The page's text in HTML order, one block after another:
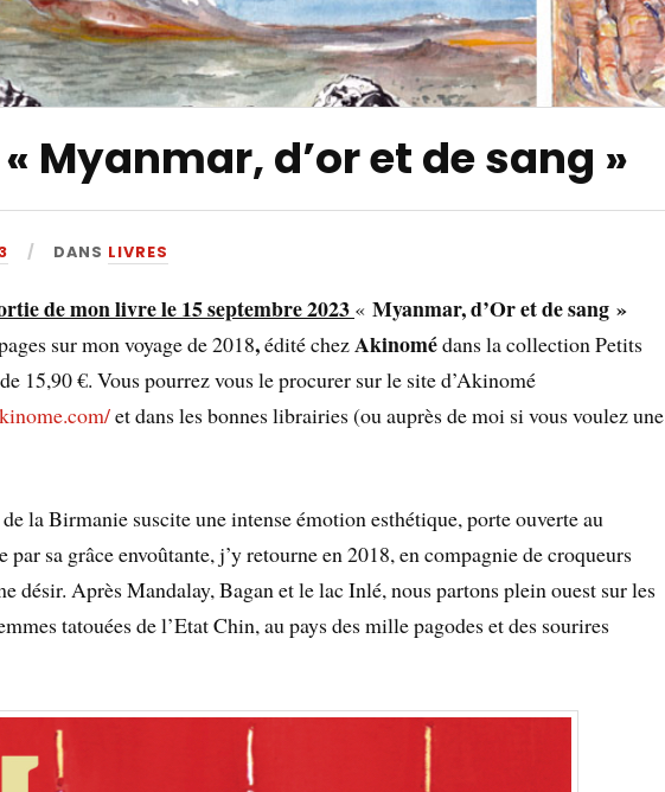
Myanmar, d’or et de sang »
DANS LIVRES
de mon livre le 15 septembre 2023 « Myanmar, d’Or et de sang »
sur mon voyage de 2018,édité chezAkinomédans la collection Petits
15,90 €. Vous pourrez vous le procurer sur le site d’Akinomé
et dans les bonnes librairies (ou auprès de moi si vous voulez une
la Birmanie suscite une intense émotion esthétique, porte ouverte au
sa grâce envoûtante, j’y retourne en 2018, en compagnie de croqueurs
désir. Après Mandalay, Bagan et le lac Inlé, nous partons plein ouest sur les
tatouées de l’Etat Chin, au pays des mille pagodes et des sourires